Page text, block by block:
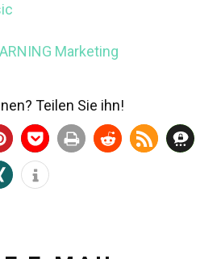
Marketing
Teilen Sie ihn!